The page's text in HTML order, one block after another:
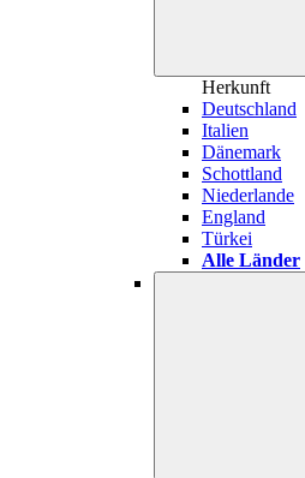
Herkunft
Deutschland
Italien
Dänemark
Schottland
Niederlande
England
Türkei
Alle Länder